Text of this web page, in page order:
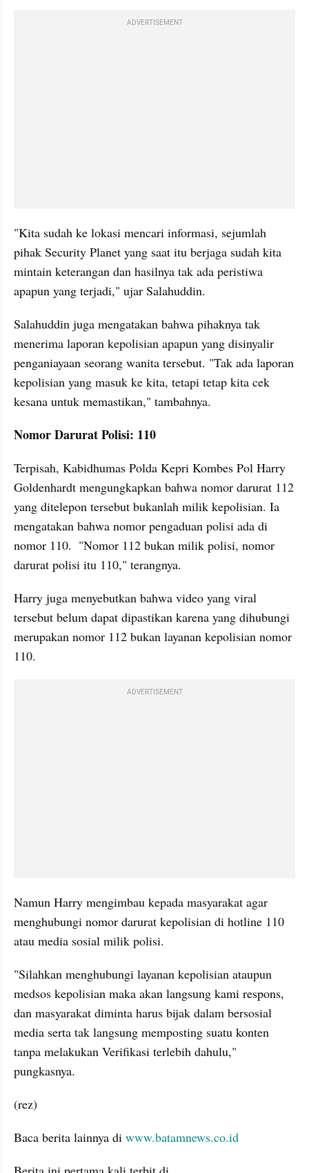
ADVERTISEMENT
"Kita sudah ke lokasi mencari informasi, sejumlah
pihak Security Planet yang saat itu berjaga sudah kita
mintain keterangan dan hasilnya tak ada peristiwa
apapun yang terjadi," ujar Salahuddin.
Salahuddin juga mengatakan bahwa pihaknya tak
menerima laporan kepolisian apapun yang disinyalir
penganiayaan seorang wanita tersebut. "Tak ada laporan
kepolisian yang masuk ke kita, tetapi tetap kita cek
kesana untuk memastikan," tambahnya.
Nomor Darurat Polisi: 110
Terpisah, Kabidhumas Polda Kepri Kombes Pol Harry
Goldenhardt mengungkapkan bahwa nomor darurat 112
yang ditelepon tersebut bukanlah milik kepolisian. Ia
mengatakan bahwa nomor pengaduan polisi ada di
nomor 110.  "Nomor 112 bukan milik polisi, nomor
darurat polisi itu 110," terangnya.
Harry juga menyebutkan bahwa video yang viral
tersebut belum dapat dipastikan karena yang dihubungi
merupakan nomor 112 bukan layanan kepolisian nomor
110.
ADVERTISEMENT
Namun Harry mengimbau kepada masyarakat agar
menghubungi nomor darurat kepolisian di hotline 110
atau media sosial milik polisi.
"Silahkan menghubungi layanan kepolisian ataupun
medsos kepolisian maka akan langsung kami respons,
dan masyarakat diminta harus bijak dalam bersosial
media serta tak langsung memposting suatu konten
tanpa melakukan Verifikasi terlebih dahulu,"
pungkasnya.
(rez)
Baca berita lainnya di www.batamnews.co.id